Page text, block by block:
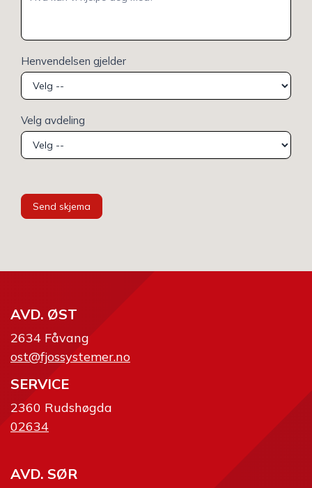
Henvendelsen gjelder
Velg avdeling
Send skjema
AVD. ØST
2634 Fåvang
ost@fjossystemer.no
SERVICE
2360 Rudshøgda
02634
AVD. SØR